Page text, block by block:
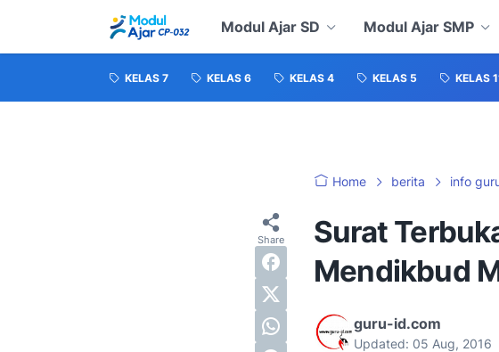
Modul Ajar SD Modul Ajar SMP
KELAS 7 KELAS 6 KELAS 4 KELAS 5 KELAS
Home berita info
Surat
Mendikbud
guru-id.com
Updated: 05 Aug, 2016